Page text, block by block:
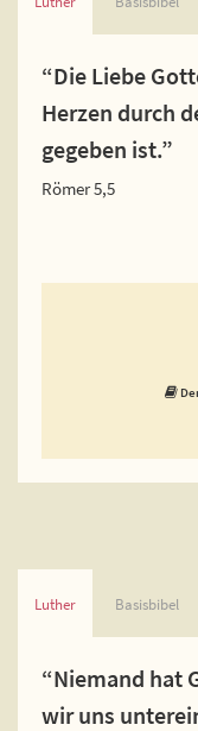
“Die Liebe
Herzen durch
gegeben ist.”
Römer 5,5
Luther Basisbibel
“Niemand hat
wir uns